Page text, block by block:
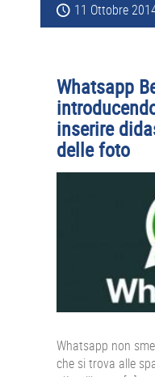
11 Ottobre
Whatsapp
inserire
delle foto
Whatsapp non
che si trova alle